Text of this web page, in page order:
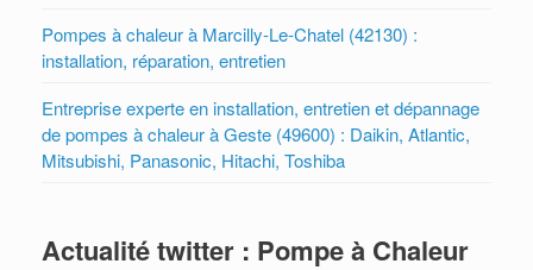
Pompes à chaleur à Marcilly-Le-Chatel (42130) :
installation, réparation, entretien
Entreprise experte en installation, entretien et dépannage
de pompes à chaleur à Geste (49600) : Daikin, Atlantic,
Mitsubishi, Panasonic, Hitachi, Toshiba
Actualité twitter : Pompe à Chaleur